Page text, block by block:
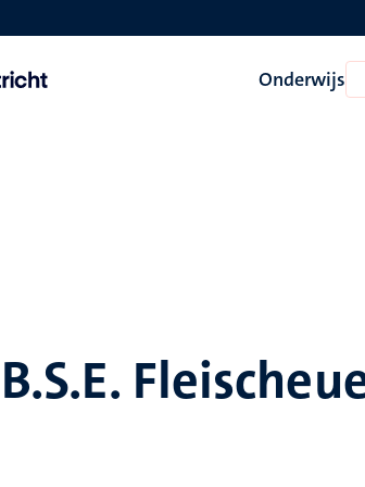
Onderwijs
B.S.E.